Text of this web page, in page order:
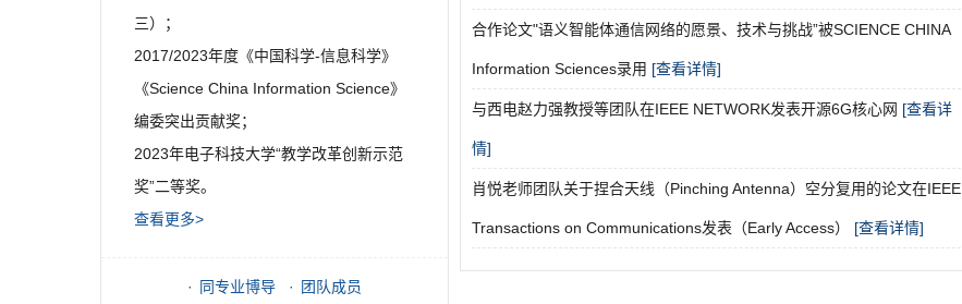
三）；
2017/2023年度《中国科学-信息科学》
《Science China Information Science》
编委突出贡献奖；
2023年电子科技大学“教学改革创新示范
奖”二等奖。
查看更多>
同专业博导 团队成员
合作论文"语义智能体通信网络的愿景、技术与挑战”被SCIENCE CHINA
Information Sciences录用 [查看详情]
与西电赵力强教授等团队在IEEE NETWORK发表开源6G核心网 [查看详
情]
肖悦老师团队关于捏合天线（Pinching Antenna）空分复用的论文在IEEE
Transactions on Communications发表（Early Access） [查看详情]